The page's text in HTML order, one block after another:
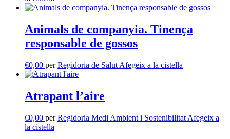
Animals de companyia. Tinença
responsable de gossos
€0,00 perRegidoria de Salut Afegeix a la cistella
Atrapant l’aire
€0,00 perRegidoria Medi Ambient i Sostenibilitat Afegeix a
la cistella